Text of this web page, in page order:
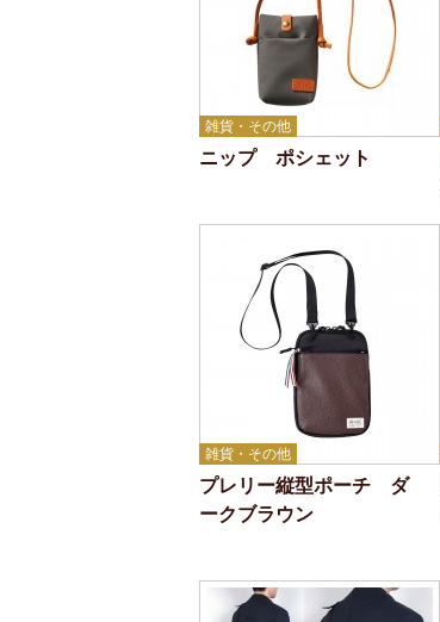
雑貨・その他
ニップ ポシェット
雑貨・その他
プレリー縦型ポーチ ダ
ークブラウン